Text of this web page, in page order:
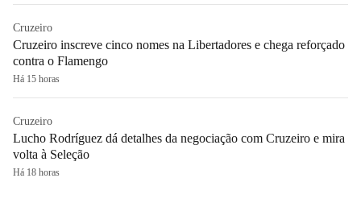
Cruzeiro
Cruzeiro inscreve cinco nomes na Libertadores e chega reforçado
contra o Flamengo
Há 15 horas
Cruzeiro
Lucho Rodríguez dá detalhes da negociação com Cruzeiro e mira
volta à Seleção
Há 18 horas